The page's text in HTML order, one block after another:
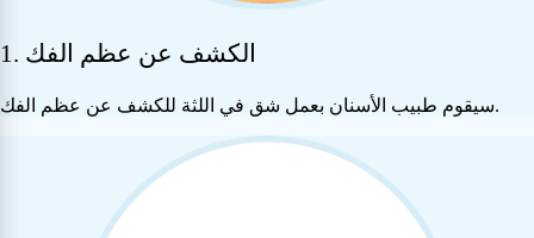
1. الكشف عن عظم الفك
سيقوم طبيب الأسنان بعمل شق في اللثة للكشف عن عظم الفك.